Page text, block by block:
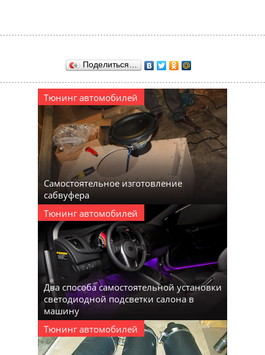
Поделиться…
Тюнинг автомобилей
Самостоятельное изготовление
сабвуфера
Тюнинг автомобилей
Два способа самостоятельной установки
светодиодной подсветки салона в
машину
Тюнинг автомобилей